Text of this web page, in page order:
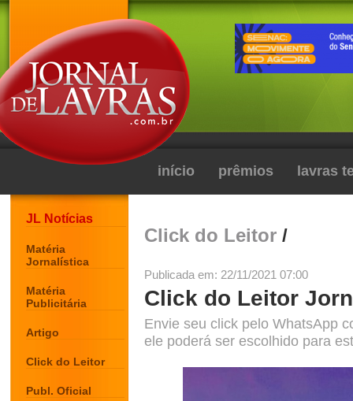
início prêmios lavras
JL Notícias
Matéria
Jornalística
Matéria
Publicitária
Artigo
Click do Leitor
Publ. Oficial
Click do Leitor /
Publicada em: 22/11/2021 07:00
Click do Leitor
Envie seu click pelo WhatsApp
ele poderá ser escolhido para